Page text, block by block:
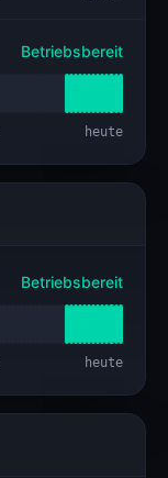
Betriebsbereit
heute
Betriebsbereit
heute